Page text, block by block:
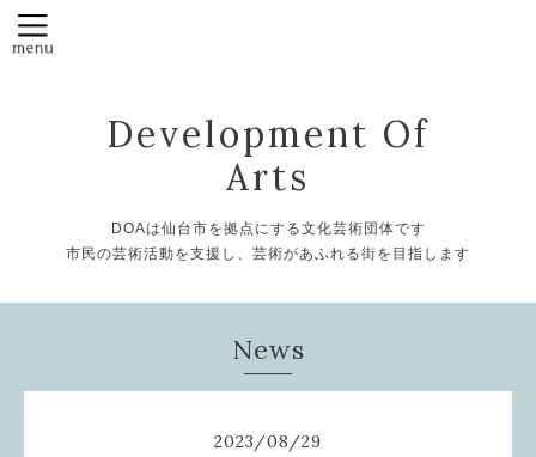
Development Of
Arts
DOAは仙台市を拠点にする文化芸術団体です
市民の芸術活動を支援し、芸術があふれる街を目指します
News
2023/08/29